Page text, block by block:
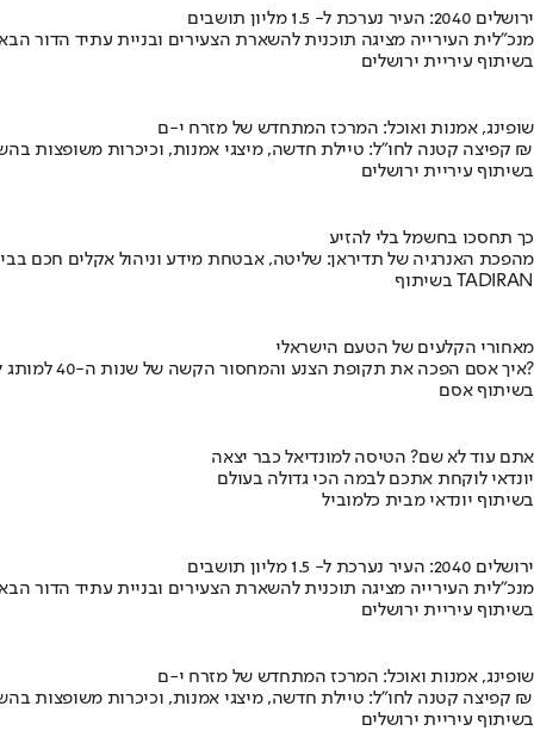
ירושלים 2040: העיר נערכת ל- 1.5 מליון תושבים
מנכ"לית העירייה מציגה תוכנית להשארת הצעירים ובניית עתיד הדור
בשיתוף עיריית ירושלים
שופינג, אמנות ואוכל: המרכז המתחדש של מזרח י-ם
קפיצה קטנה לחו"ל: טיילת חדשה, מיצגי אמנות, וכיכרות משופצות בהשקעה של 100 מיליון ₪
בשיתוף עיריית ירושלים
כך תחסכו בחשמל בלי להזיע
מהפכת האנרגיה של תדיראן: שליטה, אבטחת מידע וניהול אקלים חכם
בשיתוף TADIRAN
מאחורי הקלעים של הטעם הישראלי
איך אסם הפכה את תקופת הצנע והמחסור הקשה של שנות ה-40 למותג לאומי?
בשיתוף אסם
אתם עוד לא שם? הטיסה למונדיאל כבר יצאה
יונדאי לוקחת אתכם לבמה הכי גדולה בעולם
בשיתוף יונדאי מבית כלמוביל
ירושלים 2040: העיר נערכת ל- 1.5 מליון תושבים
מנכ"לית העירייה מציגה תוכנית להשארת הצעירים ובניית עתיד הדור
בשיתוף עיריית ירושלים
שופינג, אמנות ואוכל: המרכז המתחדש של מזרח י-ם
קפיצה קטנה לחו"ל: טיילת חדשה, מיצגי אמנות, וכיכרות משופצות בהשקעה של 100 מיליון ₪
בשיתוף עיריית ירושלים